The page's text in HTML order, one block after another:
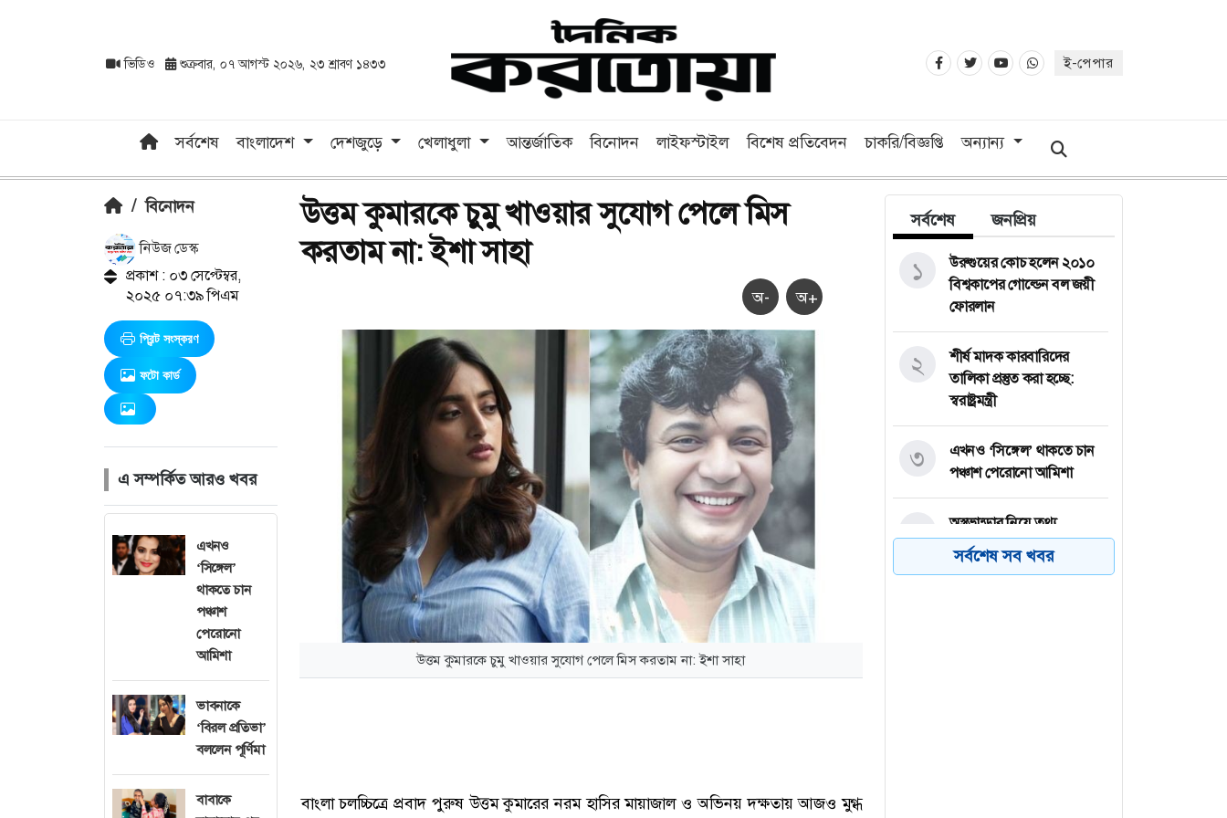
ভিডিও শুক্রবার, ০৭ আগস্ট ২০২৬, ২৩ শ্রাবণ ১৪৩৩ ই-পেপার
সর্বশেষ বাংলাদেশ দেশজুড়ে খেলাধুলা আন্তর্জাতিক বিনোদন লাইফস্টাইল বিশেষ প্রতিবেদন চাকরি/বিজ্ঞপ্তি অন্যান্য
/ বিনোদন
নিউজ ডেস্ক
প্রকাশ : ০৩ সেপ্টেম্বর,
২০২৫ ০৭:৩৯ পিএম
প্রিন্ট সংস্করণ
ফটো কার্ড
এ সম্পর্কিত আরও খবর
এখনও
‘সিঙ্গেল’
থাকতে চান
পঞ্চাশ
পেরোনো
আমিশা
ভাবনাকে
‘বিরল প্রতিভা’
বললেন পূর্ণিমা
বাবাকে
উত্তম কুমারকে চুমু খাওয়ার সুযোগ পেলে মিস
করতাম না: ইশা সাহা
অ- অ+
উত্তম কুমারকে চুমু খাওয়ার সুযোগ পেলে মিস করতাম না: ইশা সাহা
বাংলা চলচ্চিত্রে প্রবাদ পুরুষ উত্তম কুমারের নরম হাসির মায়াজাল ও অভিনয় দক্ষতায় আজও মুগ্ধ
সর্বশেষ জনপ্রিয়
উরুগুয়ের কোচ হলেন ২০১০
বিশ্বকাপের গোল্ডেন বল জয়ী
ফোরলান
১
শীর্ষ মাদক কারবারিদের
তালিকা প্রস্তুত করা হচ্ছে:
স্বরাষ্ট্রমন্ত্রী
২
এখনও ‘সিঙ্গেল’ থাকতে চান
পঞ্চাশ পেরোনো আমিশা
৩
অস্ত্রভান্ডার নিয়ে তথ্য
ফাঁসকারীদের কারাদণ্ডের
হুঁশিয়ারি ট্রাম্পের
৪
সর্বশেষ সব খবর